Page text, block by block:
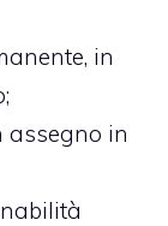
in
assegno in